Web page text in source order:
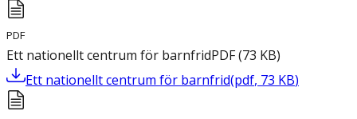
PDF
Ett nationellt centrum för barnfridPDF(73 KB)
Ett nationellt centrum för barnfrid(pdf, 73 KB)